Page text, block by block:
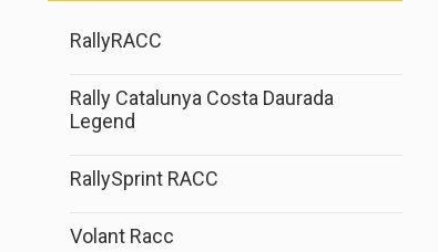
RallyRACC
Rally Catalunya Costa Daurada
Legend
RallySprint RACC
Volant Racc